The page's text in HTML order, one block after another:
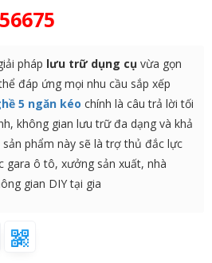
pháp lưu trữ dụng cụ vừa gọn
đáp ứng mọi nhu cầu sắp xếp
5 ngăn kéo chính là câu trả lời tối
không gian lưu trữ đa dạng và khả
phẩm này sẽ là trợ thủ đắc lực
gara ô tô, xưởng sản xuất, nhà
gian DIY tại gia